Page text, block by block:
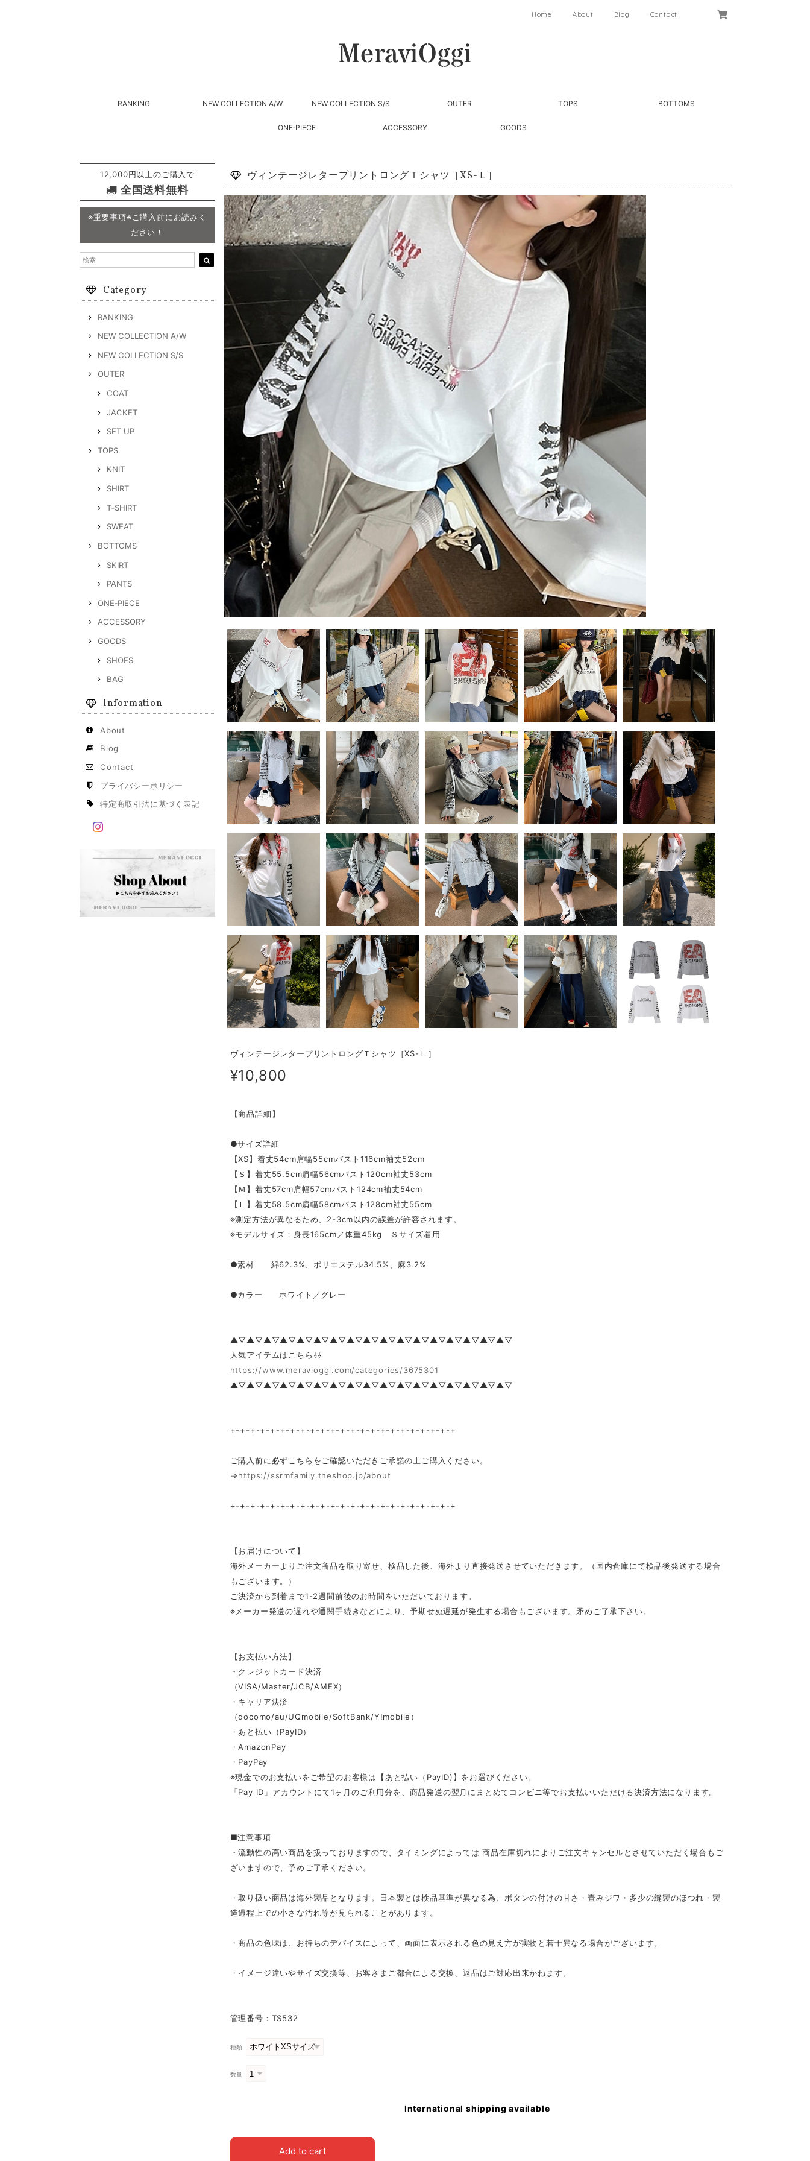
Home About Blog Contact
RANKING NEW COLLECTION A/W NEW COLLECTION S/S OUTER TOPS BOTTOMS
ONE‐PIECE ACCESSORY GOODS
12,000円以上のご購入で
全国送料無料
※重要事項※ご購入前にお読みく
ださい！
Category
RANKING
NEW COLLECTION A/W
NEW COLLECTION S/S
OUTER
COAT
JACKET
SET UP
TOPS
KNIT
SHIRT
T‐SHIRT
SWEAT
BOTTOMS
SKIRT
PANTS
ONE‐PIECE
ACCESSORY
GOODS
SHOES
BAG
Information
About
Blog
Contact
プライバシーポリシー
特定商取引法に基づく表記
ヴィンテージレタープリントロングＴシャツ［XS-Ｌ］
ヴィンテージレタープリントロングＴシャツ［XS-Ｌ］
¥10,800
【商品詳細】
●サイズ詳細
【XS】着丈54cm肩幅55cmバスト116cm袖丈52cm
【Ｓ】着丈55.5cm肩幅56cmバスト120cm袖丈53cm
【Ｍ】着丈57cm肩幅57cmバスト124cm袖丈54cm
【Ｌ】着丈58.5cm肩幅58cmバスト128cm袖丈55cm
※測定方法が異なるため、2-3cm以内の誤差が許容されます。
※モデルサイズ：身長165cm／体重45kg Ｓサイズ着用
●素材 綿62.3%、ポリエステル34.5%、麻3.2%
●カラー ホワイト／グレー
▲▽▲▽▲▽▲▽▲▽▲▽▲▽▲▽▲▽▲▽▲▽▲▽▲▽▲▽▲▽▲▽▲▽
人気アイテムはこちら⇩⇩
https://www.meravioggi.com/categories/3675301
▲▽▲▽▲▽▲▽▲▽▲▽▲▽▲▽▲▽▲▽▲▽▲▽▲▽▲▽▲▽▲▽▲▽
+-+-+-+-+-+-+-+-+-+-+-+-+-+-+-+-+-+-+-+-+-+-+
ご購入前に必ずこちらをご確認いただきご承諾の上ご購入ください。
⇒https://ssrmfamily.theshop.jp/about
+-+-+-+-+-+-+-+-+-+-+-+-+-+-+-+-+-+-+-+-+-+-+
【お届けについて】
海外メーカーよりご注文商品を取り寄せ、検品した後、海外より直接発送させていただきます。（国内倉庫にて検品後発送する場合
もございます。）
ご決済から到着まで1-2週間前後のお時間をいただいております。
※メーカー発送の遅れや通関手続きなどにより、予期せぬ遅延が発生する場合もございます。矛めご了承下さい。
【お支払い方法】
・クレジットカード決済
（VISA/Master/JCB/AMEX）
・キャリア決済
（docomo/au/UQmobile/SoftBank/Y!mobile）
・あと払い（PayID）
・AmazonPay
・PayPay
※現金でのお支払いをご希望のお客様は【あと払い（PayID)】をお選びください。
「Pay ID」アカウントにて1ヶ月のご利用分を、商品発送の翌月にまとめてコンビニ等でお支払いいただける決済方法になります。
■注意事項
・流動性の高い商品を扱っておりますので、タイミングによっては 商品在庫切れによりご注文キャンセルとさせていただく場合もご
ざいますので、予めご了承ください。
・取り扱い商品は海外製品となります。日本製とは検品基準が異なる為、ボタンの付けの甘さ・畳みジワ・多少の縫製のほつれ・製
造過程上での小さな汚れ等が見られることがあります。
・商品の色味は、お持ちのデバイスによって、画面に表示される色の見え方が実物と若干異なる場合がございます。
・イメージ違いやサイズ交換等、お客さまご都合による交換、返品はご対応出来かねます。
管理番号：TS532
種類
数量
International shipping available
Add to cart